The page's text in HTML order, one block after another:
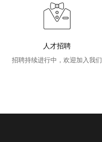
人才招聘
招聘持续进行中，欢迎加入我们